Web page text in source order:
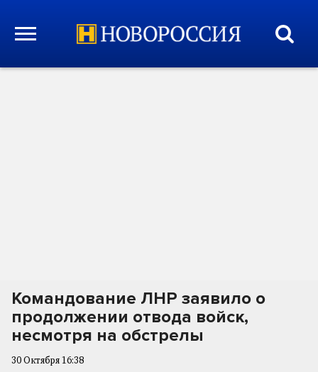
Командование ЛНР заявило о
продолжении отвода войск,
несмотря на обстрелы
30 Октября 16:38